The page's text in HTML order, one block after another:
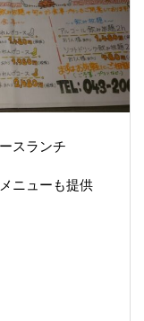
スランチ
ニューも提供